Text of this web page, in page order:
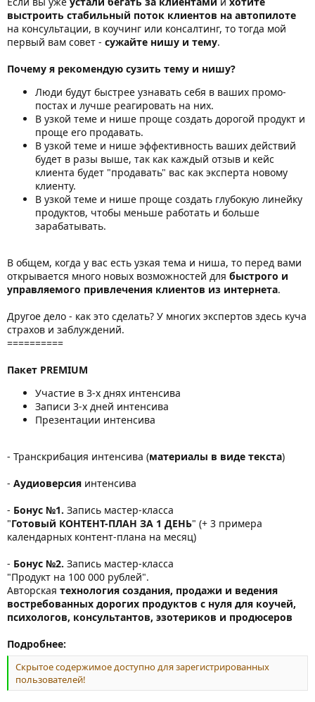
выстроить стабильный поток клиентов на автопилоте
на консультации, в коучинг или консалтинг, то тогда мой
первый вам совет - сужайте нишу и тему.
Почему я рекомендую сузить тему и нишу?
Люди будут быстрее узнавать себя в ваших промо-
постах и лучше реагировать на них.
В узкой теме и нише проще создать дорогой продукт и
проще его продавать.
В узкой теме и нише эффективность ваших действий
будет в разы выше, так как каждый отзыв и кейс
клиента будет "продавать" вас как эксперта новому
клиенту.
В узкой теме и нише проще создать глубокую линейку
продуктов, чтобы меньше работать и больше
зарабатывать.
В общем, когда у вас есть узкая тема и ниша, то перед вами
открывается много новых возможностей для быстрого и
управляемого привлечения клиентов из интернета.
Другое дело - как это сделать? У многих экспертов здесь куча
страхов и заблуждений.
==========
Пакет PREMIUM
Участие в 3-х днях интенсива
Записи 3-х дней интенсива
Презентации интенсива
- Транскрибация интенсива (материалы в виде текста)
- Аудиоверсия интенсива
- Бонус №1. Запись мастер-класса
"Готовый КОНТЕНТ-ПЛАН ЗА 1 ДЕНЬ" (+ 3 примера
календарных контент-плана на месяц)
- Бонус №2. Запись мастер-класса
"Продукт на 100 000 рублей".
Авторская технология создания, продажи и ведения
востребованных дорогих продуктов с нуля для коучей,
психологов, консультантов, эзотериков и продюсеров
Подробнее:
Скрытое содержимое доступно для зарегистрированных
пользователей!